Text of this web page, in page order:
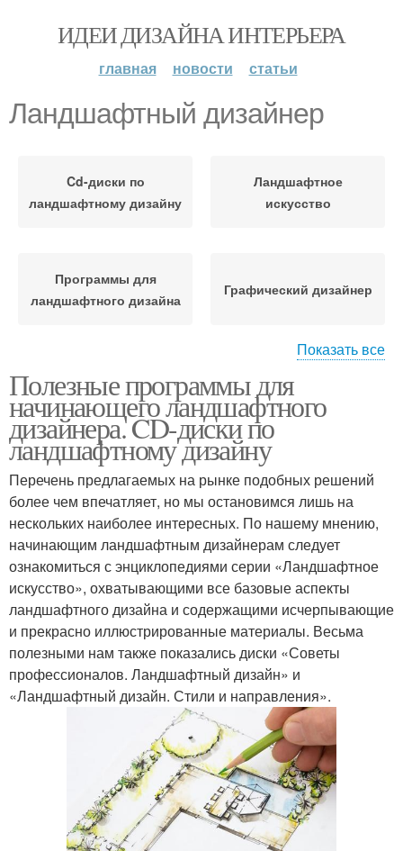
ИДЕИ ДИЗАЙНА ИНТЕРЬЕРА
главная новости статьи
Ландшафтный дизайнер
Cd-диски по
ландшафтному дизайну
Ландшафтное
искусство
Программы для
ландшафтного дизайна
Графический дизайнер
дизайнер
Показать все
Полезные программы для
начинающего ландшафтного
дизайнера. CD-диски по
ландшафтному дизайну
Перечень предлагаемых на рынке подобных решений
более чем впечатляет, но мы остановимся лишь на
нескольких наиболее интересных. По нашему мнению,
начинающим ландшафтным дизайнерам следует
ознакомиться с энциклопедиями серии «Ландшафтное
искусство», охватывающими все базовые аспекты
ландшафтного дизайна и содержащими исчерпывающие
и прекрасно иллюстрированные материалы. Весьма
полезными нам также показались диски «Советы
профессионалов. Ландшафтный дизайн» и
«Ландшафтный дизайн. Стили и направления».